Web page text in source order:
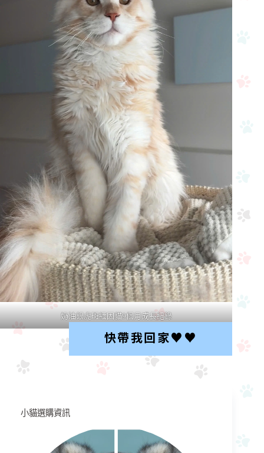
奶油銀虎斑緬因貓9個月成長紀錄
快帶我回家♥︎♥︎
小貓選購資訊